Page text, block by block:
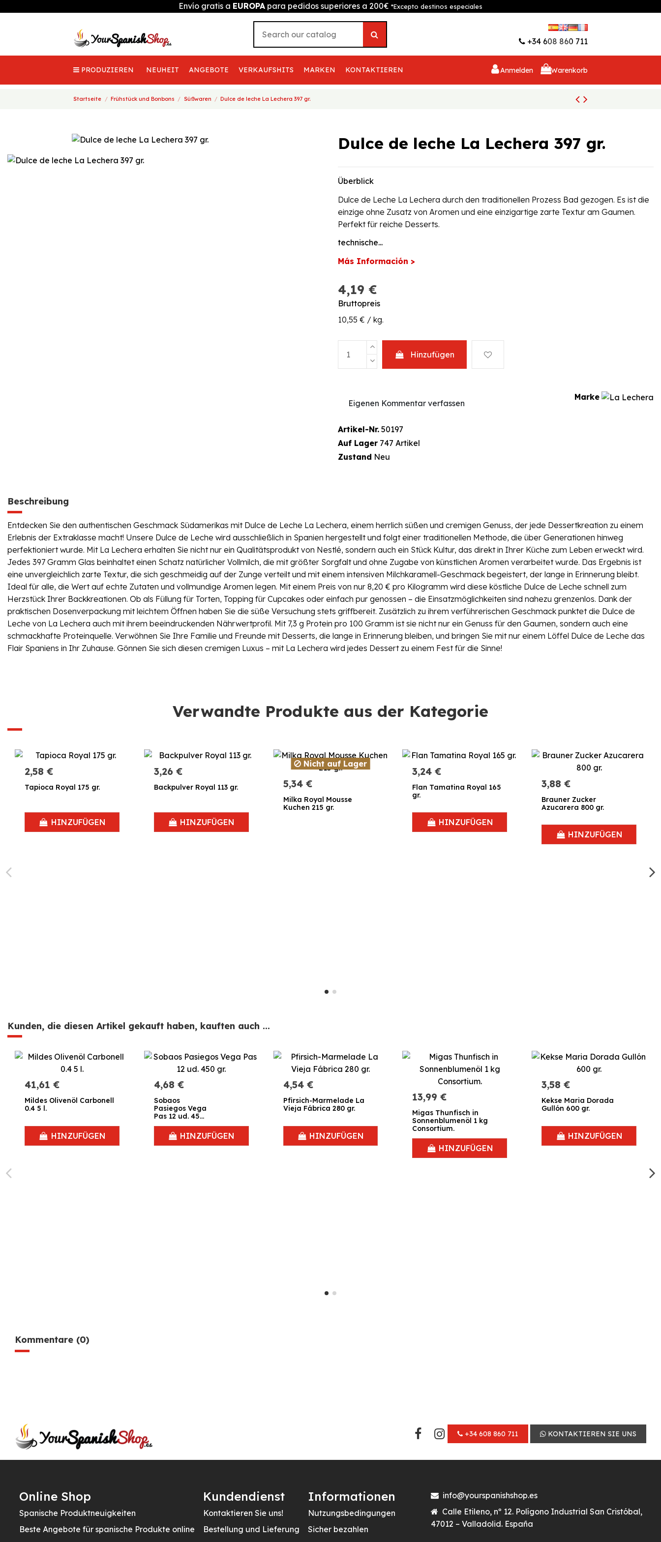
Envío gratis a EUROPA para pedidos superiores a 200€ *Excepto destinos especiales
+34 608 860 711
PRODUZIEREN NEUHEIT ANGEBOTE VERKAUFSHITS MARKEN KONTAKTIEREN Anmelden Warenkorb
Startseite Frühstück und Bonbons Süßwaren Dulce de leche La Lechera 397 gr.
Dulce de leche La Lechera 397 gr.
Überblick
Dulce de Leche La Lechera durch den traditionellen Prozess Bad gezogen. Es ist die
einzige ohne Zusatz von Aromen und eine einzigartige zarte Textur am Gaumen.
Perfekt für reiche Desserts.
technische...
Más Información >
4,19 €
Bruttopreis
10,55 € / kg.
Hinzufügen
Marke
Eigenen Kommentar verfassen
Artikel-Nr. 50197
Auf Lager 747 Artikel
Zustand Neu
Beschreibung
Entdecken Sie den authentischen Geschmack Südamerikas mit Dulce de Leche La Lechera, einem herrlich süßen und cremigen Genuss, der jede Dessertkreation zu einem
Erlebnis der Extraklasse macht! Unsere Dulce de Leche wird ausschließlich in Spanien hergestellt und folgt einer traditionellen Methode, die über Generationen hinweg
perfektioniert wurde. Mit La Lechera erhalten Sie nicht nur ein Qualitätsprodukt von Nestlé, sondern auch ein Stück Kultur, das direkt in Ihrer Küche zum Leben erweckt wird.
Jedes 397 Gramm Glas beinhaltet einen Schatz natürlicher Vollmilch, die mit größter Sorgfalt und ohne Zugabe von künstlichen Aromen verarbeitet wurde. Das Ergebnis ist
eine unvergleichlich zarte Textur, die sich geschmeidig auf der Zunge verteilt und mit einem intensiven Milchkaramell-Geschmack begeistert, der lange in Erinnerung bleibt.
Ideal für alle, die Wert auf echte Zutaten und vollmundige Aromen legen. Mit einem Preis von nur 8,20 € pro Kilogramm wird diese köstliche Dulce de Leche schnell zum
Herzstück Ihrer Backkreationen. Ob als Füllung für Torten, Topping für Cupcakes oder einfach pur genossen – die Einsatzmöglichkeiten sind nahezu grenzenlos. Dank der
praktischen Dosenverpackung mit leichtem Öffnen haben Sie die süße Versuchung stets griffbereit. Zusätzlich zu ihrem verführerischen Geschmack punktet die Dulce de
Leche von La Lechera auch mit ihrem beeindruckenden Nährwertprofil. Mit 7,3 g Protein pro 100 Gramm ist sie nicht nur ein Genuss für den Gaumen, sondern auch eine
schmackhafte Proteinquelle. Verwöhnen Sie Ihre Familie und Freunde mit Desserts, die lange in Erinnerung bleiben, und bringen Sie mit nur einem Löffel Dulce de Leche das
Flair Spaniens in Ihr Zuhause. Gönnen Sie sich diesen cremigen Luxus – mit La Lechera wird jedes Dessert zu einem Fest für die Sinne!
Verwandte Produkte aus der Kategorie
2,58 €
Tapioca Royal 175 gr.
HINZUFÜGEN
3,26 €
Backpulver Royal 113 gr.
HINZUFÜGEN
Nicht auf Lager
5,34 €
Milka Royal Mousse
Kuchen 215 gr.
3,24 €
Flan Tamatina Royal 165
gr.
HINZUFÜGEN
3,88 €
Brauner Zucker
Azucarera 800 gr.
HINZUFÜGEN
Kunden, die diesen Artikel gekauft haben, kauften auch ...
41,61 €
Mildes Olivenöl Carbonell
0.4 5 l.
HINZUFÜGEN
4,68 €
Sobaos
Pasiegos Vega
Pas 12 ud. 450
gr.
HINZUFÜGEN
4,54 €
Pfirsich-Marmelade La
Vieja Fábrica 280 gr.
HINZUFÜGEN
13,99 €
Migas Thunfisch in
Sonnenblumenöl 1 kg
Consortium.
HINZUFÜGEN
3,58 €
Kekse Maria Dorada
Gullón 600 gr.
HINZUFÜGEN
Kommentare (0)
+34 608 860 711 KONTAKTIEREN SIE UNS
Online Shop
Spanische Produktneuigkeiten
Beste Angebote für spanische Produkte online
Kundendienst
Kontaktieren Sie uns!
Bestellung und Lieferung
Informationen
Nutzungsbedingungen
Sicher bezahlen
info@yourspanishshop.es
Calle Etileno, nº 12. Polígono Industrial San Cristóbal,
47012 – Valladolid. España